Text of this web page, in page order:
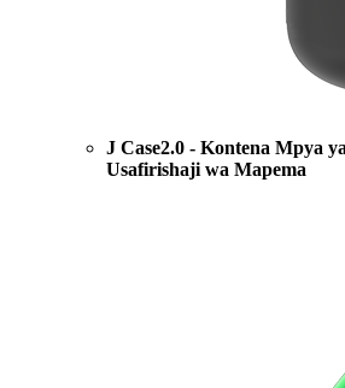
J Case2.0 - Kontena Mpya
Usafirishaji wa Mapema